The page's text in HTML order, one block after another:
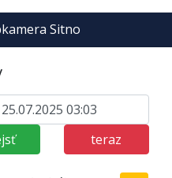
Sitno
teraz